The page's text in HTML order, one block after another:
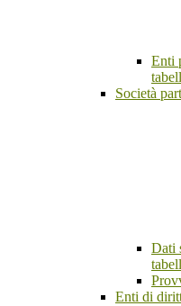
Enti
Società
Dati
Enti di